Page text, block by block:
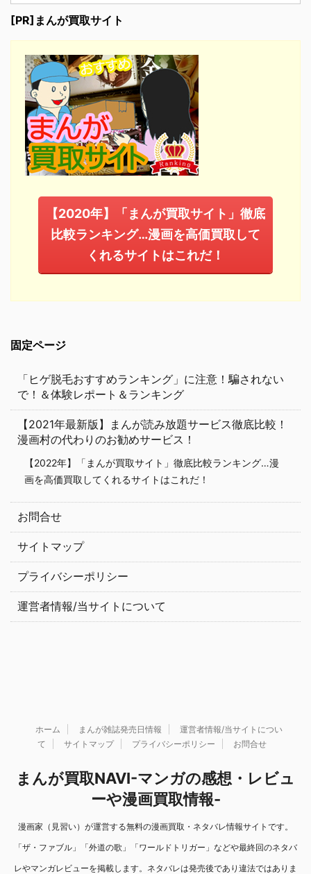
[PR]まんが買取サイト
【2020年】「まんが買取サイト」徹底
比較ランキング…漫画を高価買取して
くれるサイトはこれだ！
固定ページ
「ヒゲ脱毛おすすめランキング」に注意！騙されない
で！＆体験レポート＆ランキング
【2021年最新版】まんが読み放題サービス徹底比較！
漫画村の代わりのお勧めサービス！
【2022年】「まんが買取サイト」徹底比較ランキング…漫
画を高価買取してくれるサイトはこれだ！
お問合せ
サイトマップ
プライバシーポリシー
運営者情報/当サイトについて
ホーム まんが雑誌発売日情報
運営者情報/当サイトについ
て
サイトマップ プライバシーポリシー お問合せ
まんが買取NAVI-マンガの感想・レビュ
ーや漫画買取情報-
漫画家（見習い）が運営する無料の漫画買取・ネタバレ情報サイトです。
「ザ・ファブル」「外道の歌」「ワールドトリガー」などや最終回のネタバ
レやマンガレビューを掲載します。ネタバレは発売後であり違法ではありま